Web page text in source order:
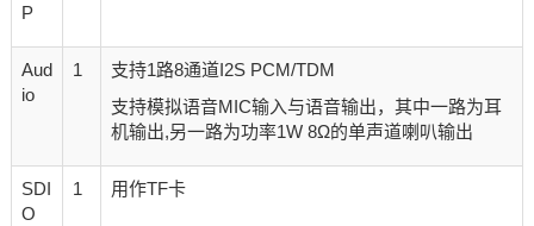
P
Aud
io
1
支持1路8通道I2S PCM/TDM
支持模拟语音MIC输入与语音输出，其中一路为耳
机输出,另一路为功率1W 8Ω的单声道喇叭输出
SDI
O
1 用作TF卡